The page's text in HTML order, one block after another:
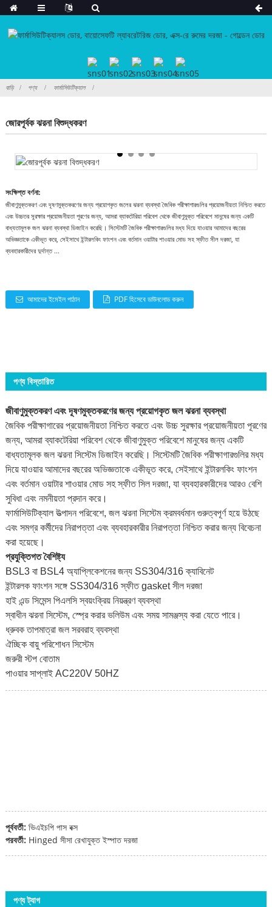
বাড়ি পণ্য ফার্মাসিউটিক্যাল
জোরপূর্বক ঝরনা বিশুদ্ধকরণ
সংক্ষিপ্ত বর্ণনা:
জীবাণুমুক্তকরণ এবং দূষণমুক্তকরণের জন্য প্রয়োগকৃত জলের ঝরনা ব্যবস্থা জৈবিক পরীক্ষাগারগুলির প্রয়োজনীয়তা নিশ্চিত করতে
এবং উচ্চতর সুরক্ষার প্রয়োজনীয়তা পূরণের জন্য, আমরা ব্যাকটেরিয়া পরিবেশ থেকে জীবাণুমুক্ত পরিবেশে মানুষের জন্য একটি
বাধ্যতামূলক জল ঝরনা ব্যবস্থা ডিজাইন করেছি। সিস্টেমটি জৈবিক পরীক্ষাগারগুলির মধ্য দিয়ে যাওয়ার আমাদের বছরের
অভিজ্ঞতাকে একীভূত করে, সেইসাথে ইন্টারলকিং ফাংশন এবং বর্তমান ওয়াটার শাওয়ার মোড সহ স্ফীত সীল দরজা, যা
ব্যবহারকারীদের দুর্দান্ত ...
আমাদের ইমেইল পাঠান PDF হিসেবে ডাউনলোড করুন
পণ্য বিস্তারিত
জীবাণুমুক্তকরণ এবং দূষণমুক্তকরণের জন্য প্রয়োগকৃত জল ঝরনা ব্যবস্থা
জৈবিক পরীক্ষাগারের প্রয়োজনীয়তা নিশ্চিত করতে এবং উচ্চ সুরক্ষার প্রয়োজনীয়তা পূরণের
জন্য, আমরা ব্যাকটেরিয়া পরিবেশ থেকে জীবাণুমুক্ত পরিবেশে মানুষের জন্য একটি
বাধ্যতামূলক জল ঝরনা সিস্টেম ডিজাইন করেছি। সিস্টেমটি জৈবিক পরীক্ষাগারগুলির মধ্য
দিয়ে যাওয়ার আমাদের বছরের অভিজ্ঞতাকে একীভূত করে, সেইসাথে ইন্টারলকিং ফাংশন
এবং বর্তমান ওয়াটার শাওয়ার মোড সহ স্ফীত সিল দরজা, যা ব্যবহারকারীদের আরও বেশি
সুবিধা এবং নমনীয়তা প্রদান করে।
ফার্মাসিউটিক্যাল উত্পাদন পরিবেশে, জল ঝরনা সিস্টেম ক্রমবর্ধমান গুরুত্বপূর্ণ হয়ে উঠছে
এবং সমগ্র কর্মীদের নিরাপত্তা এবং ব্যবহারকারীর নিরাপত্তা নিশ্চিত করার জন্য বিবেচনা
করা হয়েছে।
প্রযুক্তিগত বৈশিষ্ট্য
BSL3 বা BSL4 অ্যাপ্লিকেশনের জন্য SS304/316 ক্যাবিনেট
ইন্টারলক ফাংশন সঙ্গে SS304/316 স্ফীত gasket সীল দরজা
হাই এন্ড সিমেন্স পিএলসি স্বয়ংক্রিয় নিয়ন্ত্রণ ব্যবস্থা
স্বাধীন ঝরনা সিস্টেম, স্প্রে করার ভলিউম এবং সময় সামঞ্জস্য করা যেতে পারে।
ধ্রুবক তাপমাত্রা জল সরবরাহ ব্যবস্থা
ঐচ্ছিক বায়ু পরিশোধন সিস্টেম
জরুরী স্টপ বোতাম
পাওয়ার সাপ্লাই AC220V 50HZ
পূর্ববর্তী: ভিএইচপি পাস বক্স
পরবর্তী: Hinged সীসা রেখাযুক্ত ইস্পাত দরজা
পণ্য ট্যাগ